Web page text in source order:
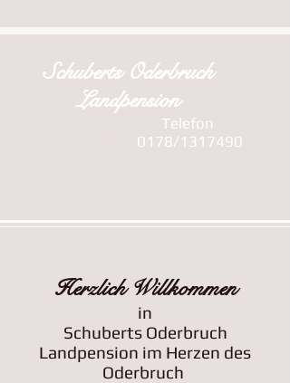
Schuberts Oderbruch
Landpension
Telefon
0178/1317490
Herzlich Willkommen
in
Schuberts Oderbruch
Landpension im Herzen des
Oderbruch